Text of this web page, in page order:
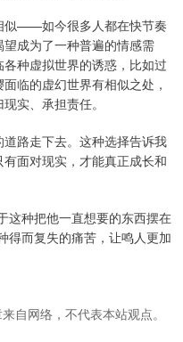
似——如今很多人都在快节奏
成为了一种普遍的情感需
种虚拟世界的诱惑，比如过
临的虚幻世界有相似之处，
实、承担责任。
路走下去。这种选择告诉我
面对现实，才能真正成长和
这种把他一直想要的东西摆在
得而复失的痛苦，让鸣人更加
自网络，不代表本站观点。